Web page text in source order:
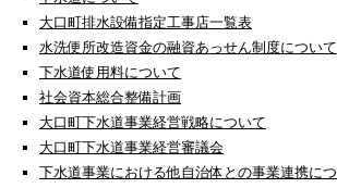
大口町排水設備指定工事店一覧表
水洗便所改造資金の融資あっせん制度について
下水道使用料について
社会資本総合整備計画
大口町下水道事業経営戦略について
大口町下水道事業経営審議会
下水道事業における他自治体との事業連携につ